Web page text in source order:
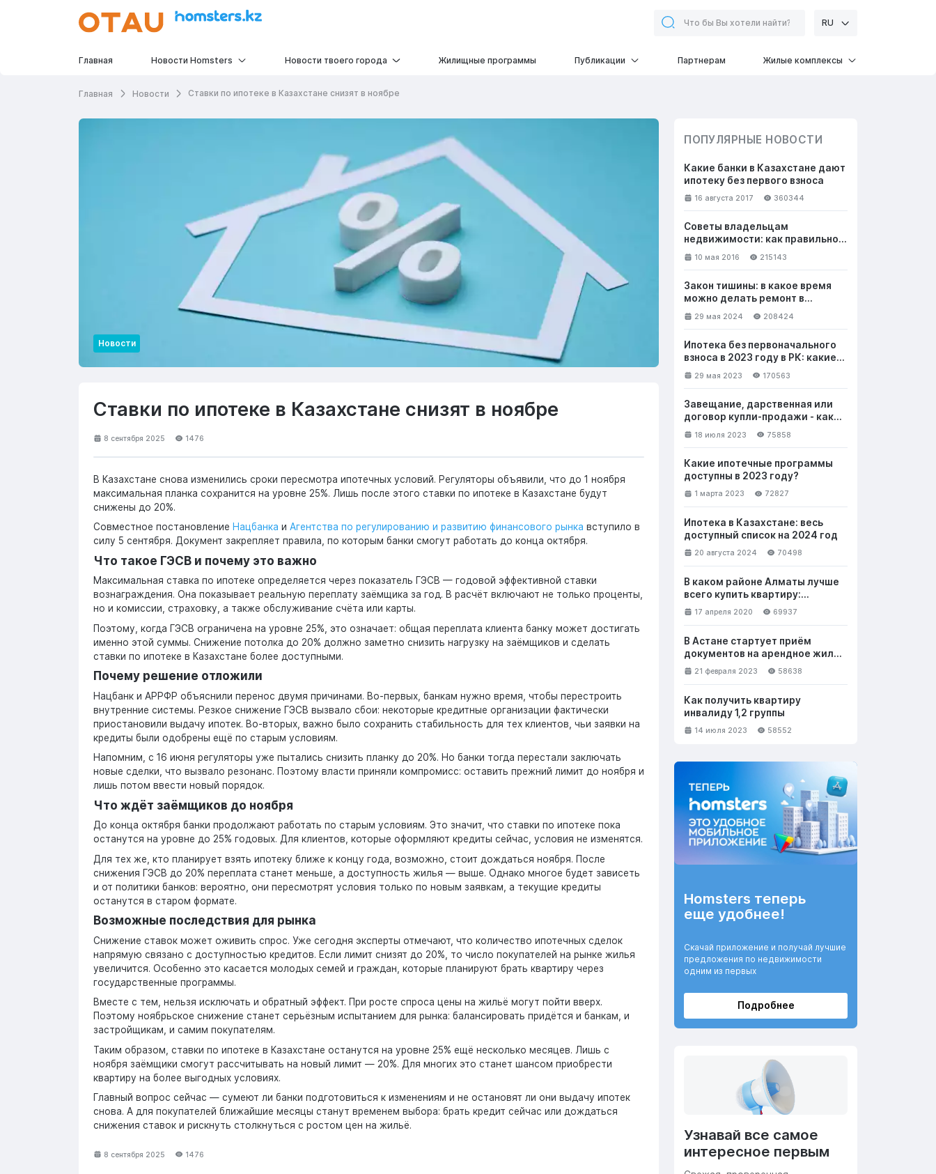
RU
Главная Новости Homsters Новости твоего города Жилищные программы Публикации Партнерам Жилые комплексы
Главная Новости Ставки по ипотеке в Казахстане снизят в ноябре
Новости
Ставки по ипотеке в Казахстане снизят в ноябре
8 сентября 2025 1476
В Казахстане снова изменились сроки пересмотра ипотечных условий. Регуляторы объявили, что до 1 ноября
максимальная планка сохранится на уровне 25%. Лишь после этого ставки по ипотеке в Казахстане будут
снижены до 20%.
Совместное постановление Нацбанка и Агентства по регулированию и развитию финансового рынка вступило в
силу 5 сентября. Документ закрепляет правила, по которым банки смогут работать до конца октября.
Что такое ГЭСВ и почему это важно
Максимальная ставка по ипотеке определяется через показатель ГЭСВ — годовой эффективной ставки
вознаграждения. Она показывает реальную переплату заёмщика за год. В расчёт включают не только проценты,
но и комиссии, страховку, а также обслуживание счёта или карты.
Поэтому, когда ГЭСВ ограничена на уровне 25%, это означает: общая переплата клиента банку может достигать
именно этой суммы. Снижение потолка до 20% должно заметно снизить нагрузку на заёмщиков и сделать
ставки по ипотеке в Казахстане более доступными.
Почему решение отложили
Нацбанк и АРРФР объяснили перенос двумя причинами. Во-первых, банкам нужно время, чтобы перестроить
внутренние системы. Резкое снижение ГЭСВ вызвало сбои: некоторые кредитные организации фактически
приостановили выдачу ипотек. Во-вторых, важно было сохранить стабильность для тех клиентов, чьи заявки на
кредиты были одобрены ещё по старым условиям.
Напомним, с 16 июня регуляторы уже пытались снизить планку до 20%. Но банки тогда перестали заключать
новые сделки, что вызвало резонанс. Поэтому власти приняли компромисс: оставить прежний лимит до ноября и
лишь потом ввести новый порядок.
Что ждёт заёмщиков до ноября
До конца октября банки продолжают работать по старым условиям. Это значит, что ставки по ипотеке пока
останутся на уровне до 25% годовых. Для клиентов, которые оформляют кредиты сейчас, условия не изменятся.
Для тех же, кто планирует взять ипотеку ближе к концу года, возможно, стоит дождаться ноября. После
снижения ГЭСВ до 20% переплата станет меньше, а доступность жилья — выше. Однако многое будет зависеть
и от политики банков: вероятно, они пересмотрят условия только по новым заявкам, а текущие кредиты
останутся в старом формате.
Возможные последствия для рынка
Снижение ставок может оживить спрос. Уже сегодня эксперты отмечают, что количество ипотечных сделок
напрямую связано с доступностью кредитов. Если лимит снизят до 20%, то число покупателей на рынке жилья
увеличится. Особенно это касается молодых семей и граждан, которые планируют брать квартиру через
государственные программы.
Вместе с тем, нельзя исключать и обратный эффект. При росте спроса цены на жильё могут пойти вверх.
Поэтому ноябрьское снижение станет серьёзным испытанием для рынка: балансировать придётся и банкам, и
застройщикам, и самим покупателям.
Таким образом, ставки по ипотеке в Казахстане останутся на уровне 25% ещё несколько месяцев. Лишь с
ноября заёмщики смогут рассчитывать на новый лимит — 20%. Для многих это станет шансом приобрести
квартиру на более выгодных условиях.
Главный вопрос сейчас — сумеют ли банки подготовиться к изменениям и не остановят ли они выдачу ипотек
снова. А для покупателей ближайшие месяцы станут временем выбора: брать кредит сейчас или дождаться
снижения ставок и рискнуть столкнуться с ростом цен на жильё.
8 сентября 2025 1476
ПОПУЛЯРНЫЕ НОВОСТИ
Какие банки в Казахстане дают
ипотеку без первого взноса
16 августа 2017 360344
Советы владельцам
недвижимости: как правильно
общаться с клиентами, чтобы
успешно продать жилье
10 мая 2016 215143
Закон тишины: в какое время
можно делать ремонт в
квартире в выходные и будни
29 мая 2024 208424
Ипотека без первоначального
взноса в 2023 году в РК: какие
банки выдают и на каких
условиях
29 мая 2023 170563
Завещание, дарственная или
договор купли-продажи - как
лучше безвозмездно передать
недвижимость
18 июля 2023 75858
Какие ипотечные программы
доступны в 2023 году?
1 марта 2023 72827
Ипотека в Казахстане: весь
доступный список на 2024 год
20 августа 2024 70498
В каком районе Алматы лучше
всего купить квартиру:
выбираем новостройку. Часть 1
17 апреля 2020 69937
В Астане стартует приём
документов на арендное жильё
с правом выкупа
21 февраля 2023 58638
Как получить квартиру
инвалиду 1,2 группы
14 июля 2023 58552
Homsters теперь
еще удобнее!
Скачай приложение и получай лучшие
предложения по недвижимости
одним из первых
Подробнее
Узнавай все самое
интересное первым